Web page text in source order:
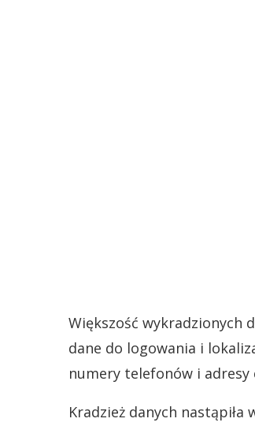
Większość wykradzionych
dane do logowania i
numery telefonów i adresy
Kradzież danych